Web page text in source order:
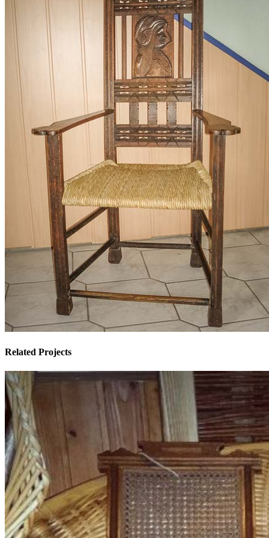
Related Projects